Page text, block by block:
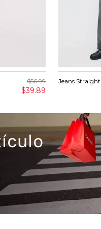
$56.99
$39.89
Jeans